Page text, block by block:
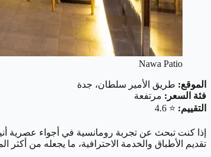
Nawa Patio
الموقع: طريق الأمير سلطان، جدة
فئة السعر: مرتفعة
التقييم: ⭐ 4.6
إذا كنت تبحث عن تجربة رومانسية في أجواء عصرية
تقديم الأطباق والخدمة الاحترافية، ما يجعله من أكثر